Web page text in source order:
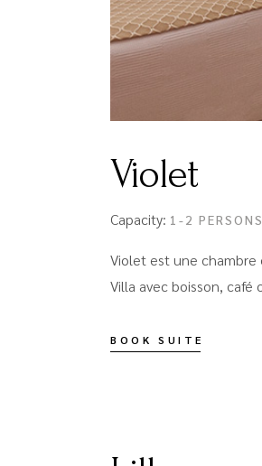
Violet
Capacity: 1-2 PERSONS
Violet est une chambre
Villa avec boisson, café
BOOK SUITE